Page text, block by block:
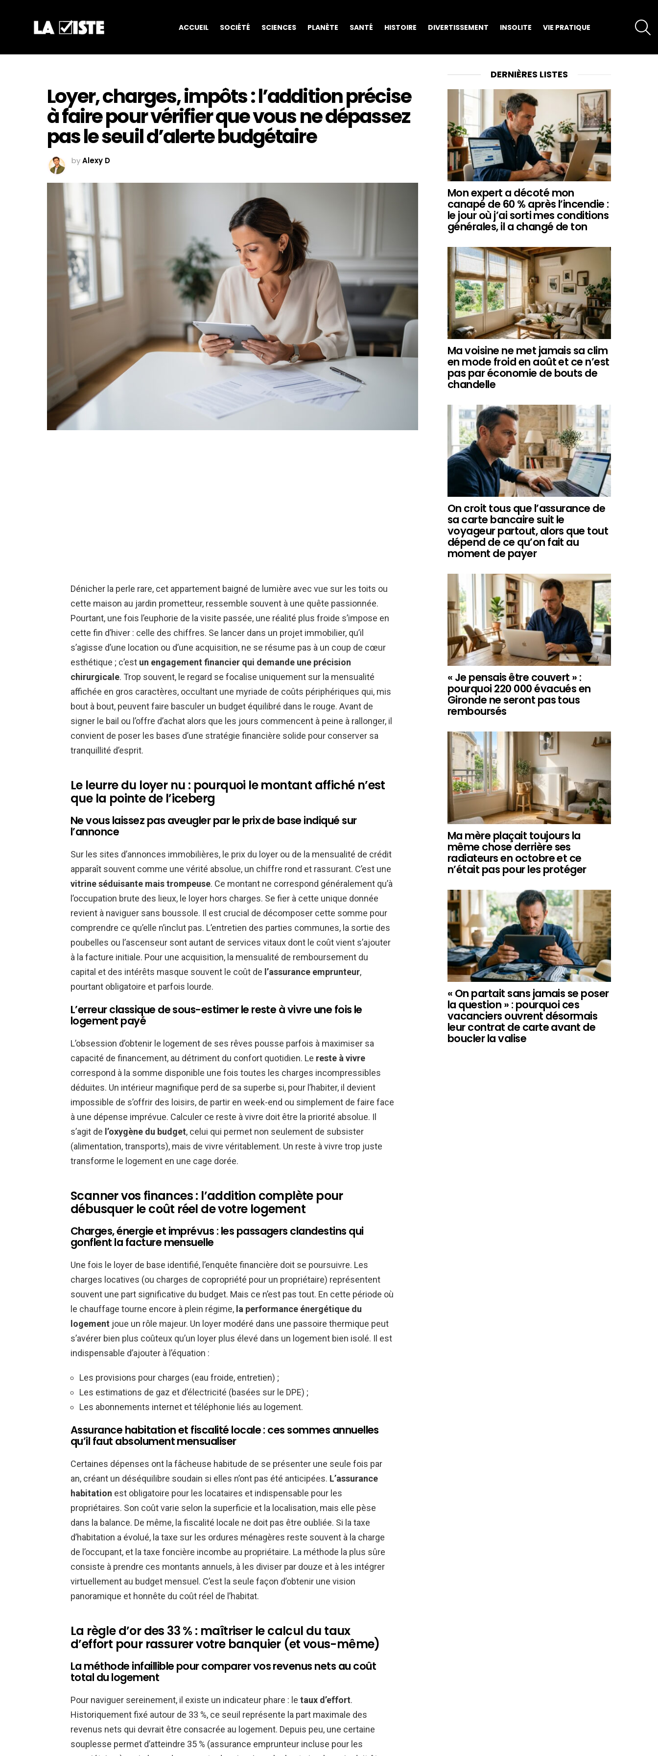
ACCUEIL SOCIÉTÉ SCIENCES PLANÈTE SANTÉ HISTOIRE DIVERTISSEMENT INSOLITE VIE PRATIQUE
Loyer, charges, impôts : l’addition précise
à faire pour vérifier que vous ne dépassez
pas le seuil d’alerte budgétaire
byAlexy D
Dénicher la perle rare, cet appartement baigné de lumière avec vue sur les toits ou
cette maison au jardin prometteur, ressemble souvent à une quête passionnée.
Pourtant, une fois l’euphorie de la visite passée, une réalité plus froide s’impose en
cette fin d’hiver : celle des chiffres. Se lancer dans un projet immobilier, qu’il
s’agisse d’une location ou d’une acquisition, ne se résume pas à un coup de cœur
esthétique ; c’est un engagement financier qui demande une précision
chirurgicale. Trop souvent, le regard se focalise uniquement sur la mensualité
affichée en gros caractères, occultant une myriade de coûts périphériques qui, mis
bout à bout, peuvent faire basculer un budget équilibré dans le rouge. Avant de
signer le bail ou l’offre d’achat alors que les jours commencent à peine à rallonger, il
convient de poser les bases d’une stratégie financière solide pour conserver sa
tranquillité d’esprit.
Le leurre du loyer nu : pourquoi le montant affiché n’est
que la pointe de l’iceberg
Ne vous laissez pas aveugler par le prix de base indiqué sur
l’annonce
Sur les sites d’annonces immobilières, le prix du loyer ou de la mensualité de crédit
apparaît souvent comme une vérité absolue, un chiffre rond et rassurant. C’est une
vitrine séduisante mais trompeuse. Ce montant ne correspond généralement qu’à
l’occupation brute des lieux, le loyer hors charges. Se fier à cette unique donnée
revient à naviguer sans boussole. Il est crucial de décomposer cette somme pour
comprendre ce qu’elle n’inclut pas. L’entretien des parties communes, la sortie des
poubelles ou l’ascenseur sont autant de services vitaux dont le coût vient s’ajouter
à la facture initiale. Pour une acquisition, la mensualité de remboursement du
capital et des intérêts masque souvent le coût de l’assurance emprunteur,
pourtant obligatoire et parfois lourde.
L’erreur classique de sous-estimer le reste à vivre une fois le
logement payé
L’obsession d’obtenir le logement de ses rêves pousse parfois à maximiser sa
capacité de financement, au détriment du confort quotidien. Le reste à vivre
correspond à la somme disponible une fois toutes les charges incompressibles
déduites. Un intérieur magnifique perd de sa superbe si, pour l’habiter, il devient
impossible de s’offrir des loisirs, de partir en week-end ou simplement de faire face
à une dépense imprévue. Calculer ce reste à vivre doit être la priorité absolue. Il
s’agit de l’oxygène du budget, celui qui permet non seulement de subsister
(alimentation, transports), mais de vivre véritablement. Un reste à vivre trop juste
transforme le logement en une cage dorée.
Scanner vos finances : l’addition complète pour
débusquer le coût réel de votre logement
Charges, énergie et imprévus : les passagers clandestins qui
gonflent la facture mensuelle
Une fois le loyer de base identifié, l’enquête financière doit se poursuivre. Les
charges locatives (ou charges de copropriété pour un propriétaire) représentent
souvent une part significative du budget. Mais ce n’est pas tout. En cette période où
le chauffage tourne encore à plein régime, la performance énergétique du
logement joue un rôle majeur. Un loyer modéré dans une passoire thermique peut
s’avérer bien plus coûteux qu’un loyer plus élevé dans un logement bien isolé. Il est
indispensable d’ajouter à l’équation :
Les provisions pour charges (eau froide, entretien) ;
Les estimations de gaz et d’électricité (basées sur le DPE) ;
Les abonnements internet et téléphonie liés au logement.
Assurance habitation et fiscalité locale : ces sommes annuelles
qu’il faut absolument mensualiser
Certaines dépenses ont la fâcheuse habitude de se présenter une seule fois par
an, créant un déséquilibre soudain si elles n’ont pas été anticipées. L’assurance
habitation est obligatoire pour les locataires et indispensable pour les
propriétaires. Son coût varie selon la superficie et la localisation, mais elle pèse
dans la balance. De même, la fiscalité locale ne doit pas être oubliée. Si la taxe
d’habitation a évolué, la taxe sur les ordures ménagères reste souvent à la charge
de l’occupant, et la taxe foncière incombe au propriétaire. La méthode la plus sûre
consiste à prendre ces montants annuels, à les diviser par douze et à les intégrer
virtuellement au budget mensuel. C’est la seule façon d’obtenir une vision
panoramique et honnête du coût réel de l’habitat.
La règle d’or des 33 % : maîtriser le calcul du taux
d’effort pour rassurer votre banquier (et vous-même)
La méthode infaillible pour comparer vos revenus nets au coût
total du logement
Pour naviguer sereinement, il existe un indicateur phare : le taux d’effort.
Historiquement fixé autour de 33 %, ce seuil représente la part maximale des
revenus nets qui devrait être consacrée au logement. Depuis peu, une certaine
souplesse permet d’atteindre 35 % (assurance emprunteur incluse pour les
DERNIÈRES LISTES
Mon expert a décoté mon
canapé de 60 % après l’incendie :
le jour où j’ai sorti mes conditions
générales, il a changé de ton
Ma voisine ne met jamais sa clim
en mode froid en août et ce n’est
pas par économie de bouts de
chandelle
On croit tous que l’assurance de
sa carte bancaire suit le
voyageur partout, alors que tout
dépend de ce qu’on fait au
moment de payer
« Je pensais être couvert » :
pourquoi 220 000 évacués en
Gironde ne seront pas tous
remboursés
Ma mère plaçait toujours la
même chose derrière ses
radiateurs en octobre et ce
n’était pas pour les protéger
« On partait sans jamais se poser
la question » : pourquoi ces
vacanciers ouvrent désormais
leur contrat de carte avant de
boucler la valise